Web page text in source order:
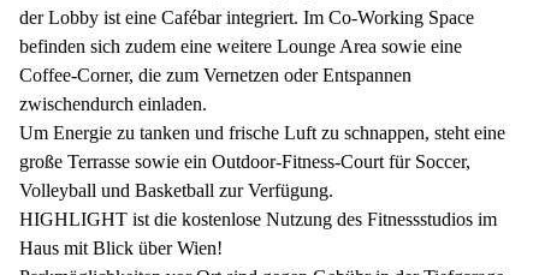
der Lobby ist eine Cafébar integriert. Im Co-Working Space
befinden sich zudem eine weitere Lounge Area sowie eine
Coffee-Corner, die zum Vernetzen oder Entspannen
zwischendurch einladen.
Um Energie zu tanken und frische Luft zu schnappen, steht eine
große Terrasse sowie ein Outdoor-Fitness-Court für Soccer,
Volleyball und Basketball zur Verfügung.
HIGHLIGHT ist die kostenlose Nutzung des Fitnessstudios im
Haus mit Blick über Wien!